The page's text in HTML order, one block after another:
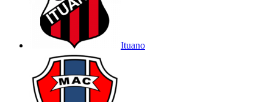
Ituano